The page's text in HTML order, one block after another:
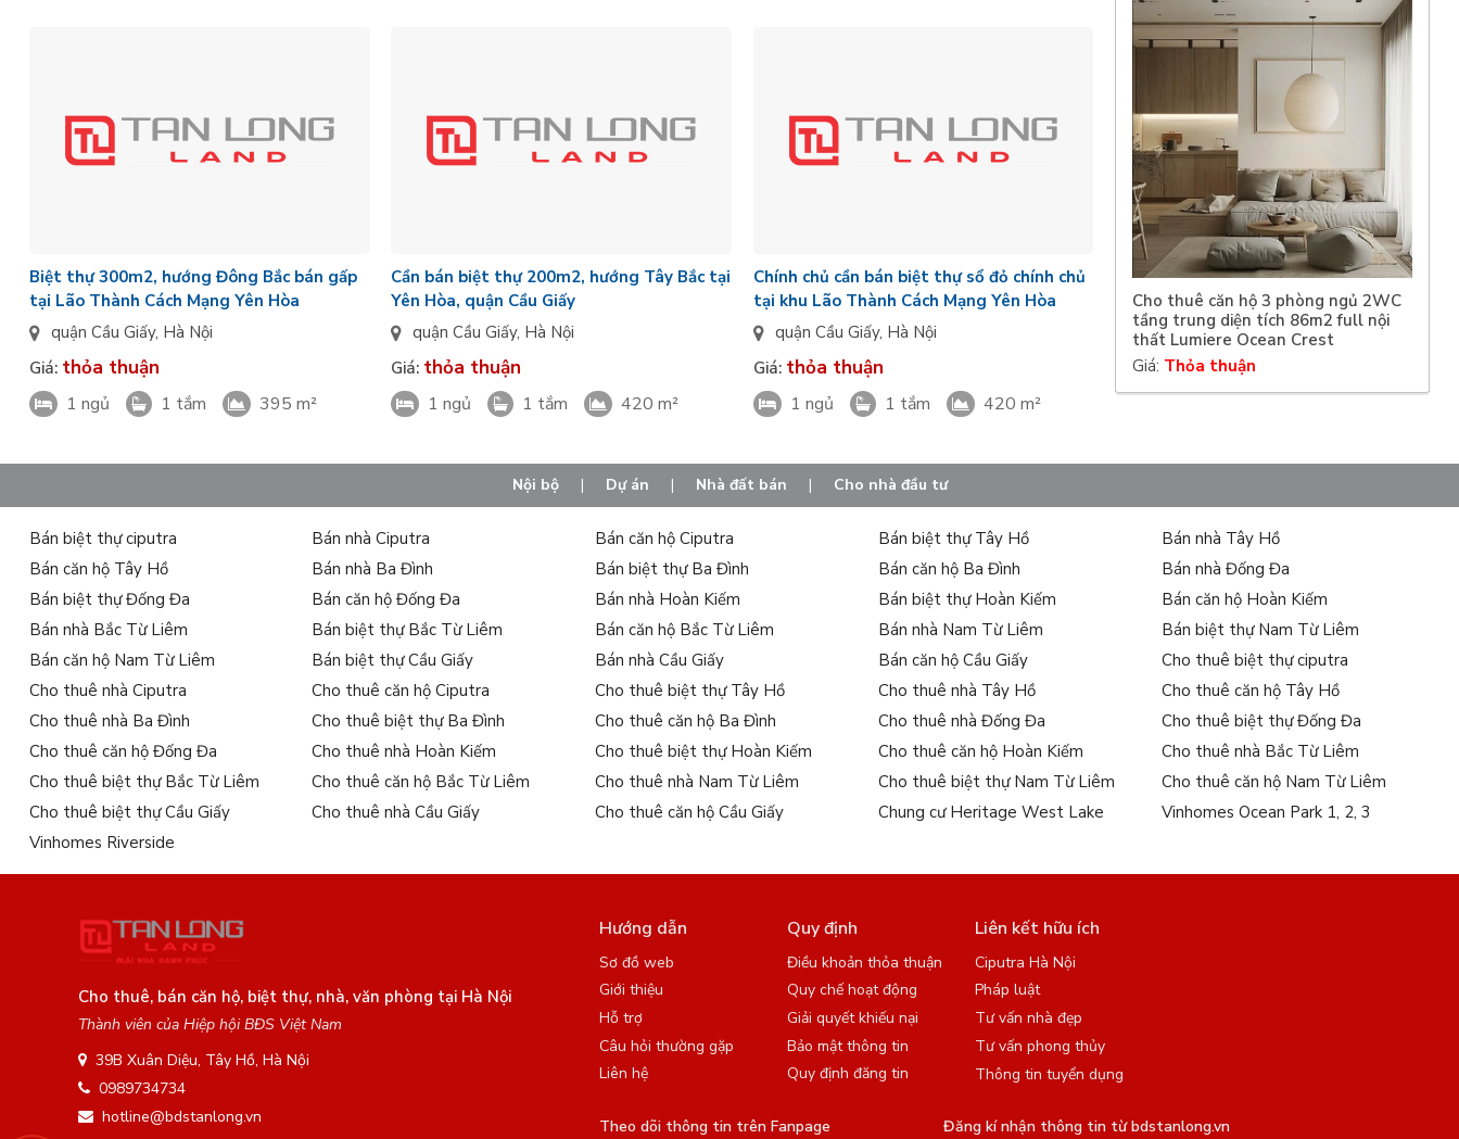
Biệt thự 300m2, hướng Đông Bắc bán gấp
tại Lão Thành Cách Mạng Yên Hòa
quận Cầu Giấy, Hà Nội
Giá: thỏa thuận
1 ngủ 1 tắm 395 m²
Cần bán biệt thự 200m2, hướng Tây Bắc tại
Yên Hòa, quận Cầu Giấy
quận Cầu Giấy, Hà Nội
Giá: thỏa thuận
1 ngủ 1 tắm 420 m²
Chính chủ cần bán biệt thự sổ đỏ chính chủ
tại khu Lão Thành Cách Mạng Yên Hòa
quận Cầu Giấy, Hà Nội
Giá: thỏa thuận
1 ngủ 1 tắm 420 m²
Cho thuê căn hộ 3 phòng ngủ 2WC
tầng trung diện tích 86m2 full nội
thất Lumiere Ocean Crest
Giá: Thỏa thuận
Nội bộ | Dự án | Nhà đất bán | Cho nhà đầu tư
Bán biệt thự ciputra Bán nhà Ciputra Bán căn hộ Ciputra Bán biệt thự Tây Hồ
Bán nhà Tây Hồ
Bán căn hộ Tây Hồ
Bán nhà Ba Đình Bán biệt thự Ba Đình Bán căn hộ Ba Đình
Bán nhà Đống Đa
Bán biệt thự Đống Đa
Bán căn hộ Đống Đa Bán nhà Hoàn Kiếm Bán biệt thự Hoàn Kiếm
Bán căn hộ Hoàn Kiếm
Bán nhà Bắc Từ Liêm
Bán biệt thự Bắc Từ Liêm Bán căn hộ Bắc Từ Liêm Bán nhà Nam Từ Liêm
Bán biệt thự Nam Từ Liêm
Bán căn hộ Nam Từ Liêm
Bán biệt thự Cầu Giấy Bán nhà Cầu Giấy Bán căn hộ Cầu Giấy
Cho thuê biệt thự ciputra
Cho thuê nhà Ciputra
Cho thuê căn hộ Ciputra Cho thuê biệt thự Tây Hồ Cho thuê nhà Tây Hồ
Cho thuê căn hộ Tây Hồ
Cho thuê nhà Ba Đình
Cho thuê biệt thự Ba Đình Cho thuê căn hộ Ba Đình Cho thuê nhà Đống Đa
Cho thuê biệt thự Đống Đa
Cho thuê căn hộ Đống Đa
Cho thuê nhà Hoàn Kiếm Cho thuê biệt thự Hoàn Kiếm Cho thuê căn hộ Hoàn Kiếm
Cho thuê nhà Bắc Từ Liêm
Cho thuê biệt thự Bắc Từ Liêm
Cho thuê căn hộ Bắc Từ Liêm Cho thuê nhà Nam Từ Liêm Cho thuê biệt thự Nam Từ Liêm
Cho thuê căn hộ Nam Từ Liêm
Cho thuê biệt thự Cầu Giấy
Cho thuê nhà Cầu Giấy Cho thuê căn hộ Cầu Giấy Chung cư Heritage West Lake
Vinhomes Ocean Park 1, 2, 3
Vinhomes Riverside
Cho thuê, bán căn hộ, biệt thự, nhà, văn phòng tại Hà Nội
Thành viên của Hiệp hội BĐS Việt Nam
39B Xuân Diệu, Tây Hồ, Hà Nội
0989734734
hotline@bdstanlong.vn
Hướng dẫn
Sơ đồ web
Giới thiệu
Hỗ trợ
Câu hỏi thường gặp
Liên hệ
Quy định
Điều khoản thỏa thuận
Quy chế hoạt động
Giải quyết khiếu nại
Bảo mật thông tin
Quy định đăng tin
Liên kết hữu ích
Ciputra Hà Nội
Pháp luật
Tư vấn nhà đẹp
Tư vấn phong thủy
Thông tin tuyển dụng
Theo dõi thông tin trên Fanpage Đăng kí nhận thông tin từ bdstanlong.vn